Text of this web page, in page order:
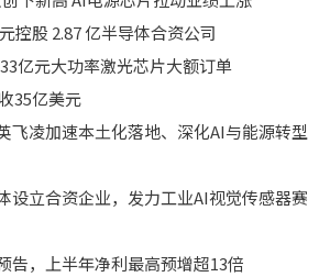
控股 2.87 亿半导体合资公司
亿元大功率激光芯片大额订单
35亿美元
飞凌加速本土化落地、深化AI与能源转型
设立合资企业，发力工业AI视觉传感器赛
告，上半年净利最高预增超13倍